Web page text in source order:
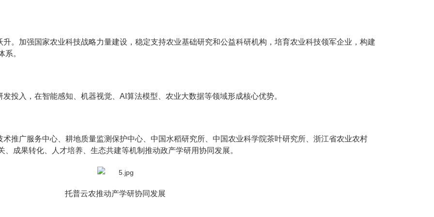
。加强国家农业科技战略力量建设，稳定支持农业基础研究和公益科研机构，培育农业科技领军企业，构建
系。
投入，在智能感知、机器视觉、AI算法模型、农业大数据等领域形成核心优势。
推广服务中心、耕地质量监测保护中心、中国水稻研究所、中国农业科学院茶叶研究所、浙江省农业农村
成果转化、人才培养、生态共建等机制推动政产学研用协同发展。
托普云农推动产学研协同发展